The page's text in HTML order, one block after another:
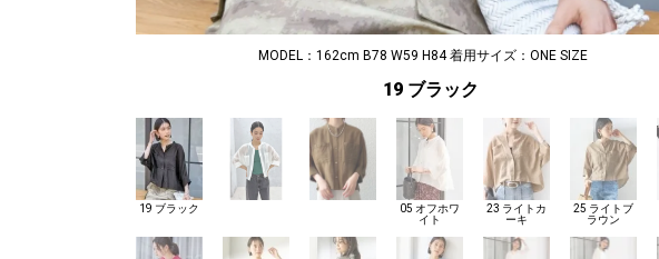
MODEL：162cm B78 W59 H84 着用サイズ：ONE SIZE
19 ブラック
19 ブラック
05 オフホワ
イト
23 ライトカ
ーキ
25 ライトブ
ラウン